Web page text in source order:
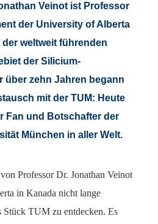
Veinot ist Professor
der University of Alberta
weltweit führenden
der Silicium-
über zehn Jahren begann
mit der TUM: Heute
Fan und Botschafter der
München in aller Welt.
Professor Dr. Jonathan Veinot
in Kanada nicht lange
Stück TUM zu entdecken. Es